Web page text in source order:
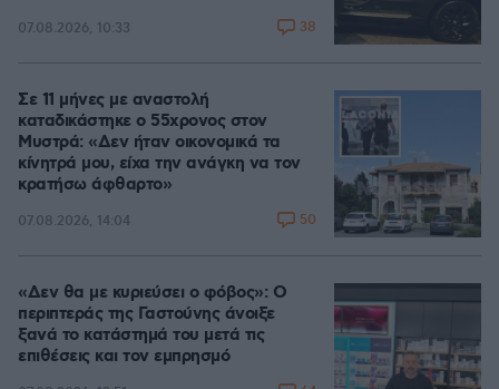
07.08.2026, 10:33 38
Σε 11 μήνες με αναστολή
καταδικάστηκε ο 55χρονος στον
Μυστρά: «Δεν ήταν οικονομικά τα
κίνητρά μου, είχα την ανάγκη να τον
κρατήσω άφθαρτο»
07.08.2026, 14:04 50
«Δεν θα με κυριεύσει ο φόβος»: Ο
περιπτεράς της Γαστούνης άνοιξε
ξανά το κατάστημά του μετά τις
επιθέσεις και τον εμπρησμό